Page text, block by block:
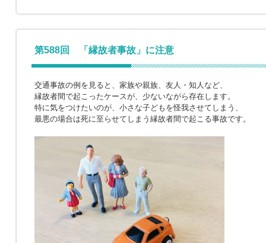
第588回 「縁故者事故」に注意
交通事故の例を見ると、家族や親族、友人・知人など、
縁故者間で起こったケースが、少ないながら存在します。
特に気をつけたいのが、小さな子どもを怪我させてしまう、
最悪の場合は死に至らせてしまう縁故者間で起こる事故です。